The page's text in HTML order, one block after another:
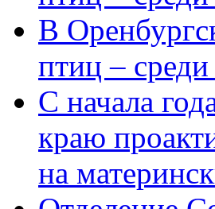
В
птиц –
С начала
краю
на